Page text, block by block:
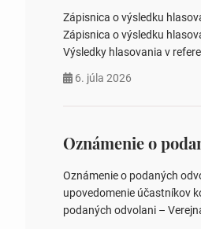
obecného pozemku –…
Zápisnica o výsledku
Zápisnica o výsledku
Výsledky hlasovania v
na hlasovaní https://
6. júla 2026
Oznámenie o podaných
upovedomenie účastníkov
podaných odvolani –